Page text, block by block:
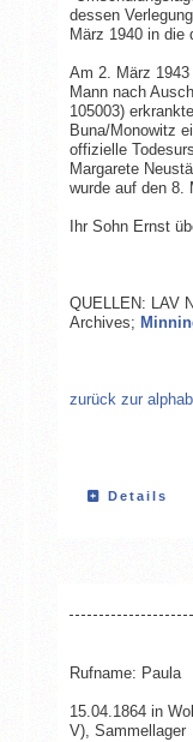
dessen
März 1940 in die
Am 2. März
Mann nach
105003)
Buna/Monowitz
offizielle
Margarete
wurde auf den 8.
Ihr Sohn Ernst
QUELLEN: LAV
Archives;
zurück zur
Details
Rufname: Paula
15.04.1864 in
V), Sammellager